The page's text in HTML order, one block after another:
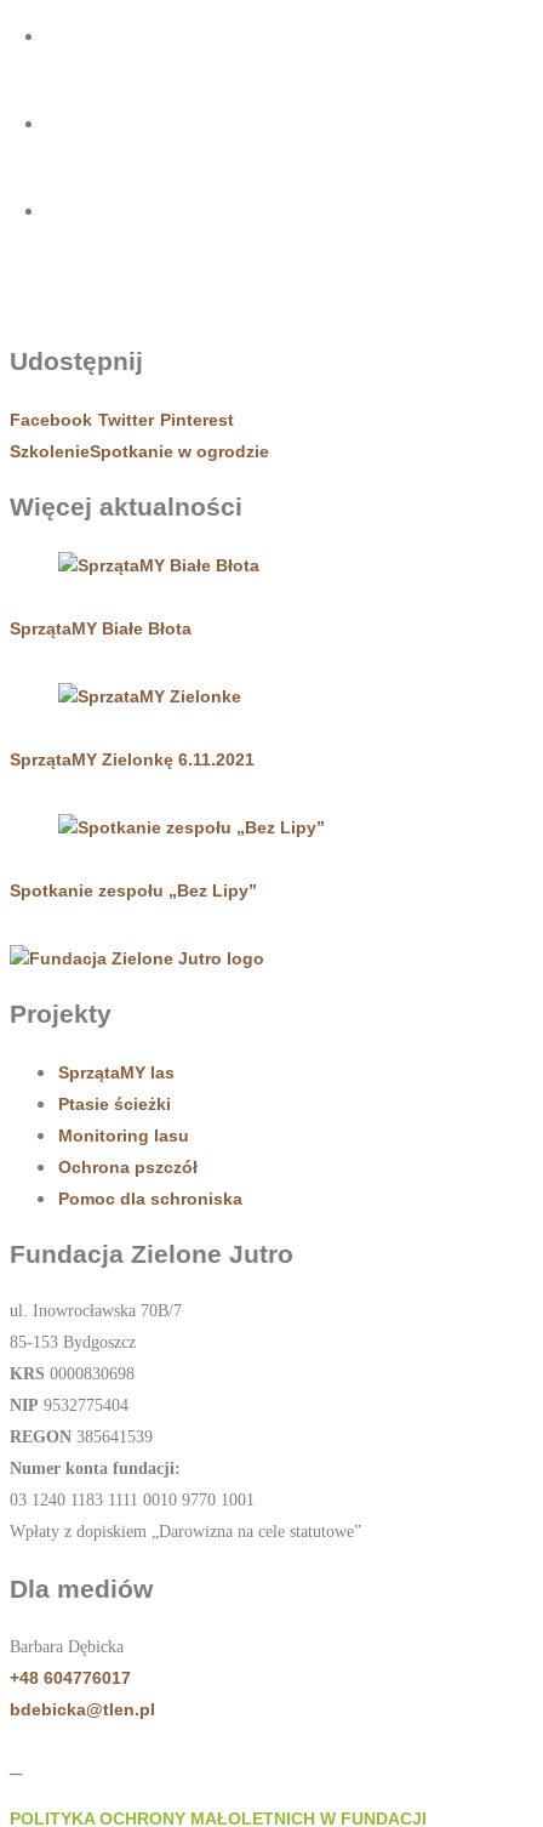
Udostępnij
Facebook Twitter Pinterest
SzkolenieSpotkanie w ogrodzie
Więcej aktualności
SprzątaMY Białe Błota
SprzątaMY Zielonkę 6.11.2021
Spotkanie zespołu „Bez Lipy”
Projekty
SprzątaMY las
Ptasie ścieżki
Monitoring lasu
Ochrona pszczół
Pomoc dla schroniska
Fundacja Zielone Jutro
ul. Inowrocławska 70B/7
85-153 Bydgoszcz
KRS 0000830698
NIP 9532775404
REGON 385641539
Numer konta fundacji:
03 1240 1183 1111 0010 9770 1001
Wpłaty z dopiskiem „Darowizna na cele statutowe”
Dla mediów
Barbara Dębicka
+48 604776017
bdebicka@tlen.pl
POLITYKA OCHRONY MAŁOLETNICH W FUNDACJI